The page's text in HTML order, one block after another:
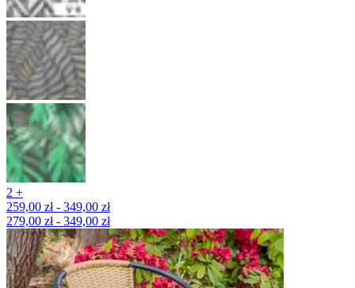
2 +
259,00 zł - 349,00 zł
279,00 zł - 349,00 zł